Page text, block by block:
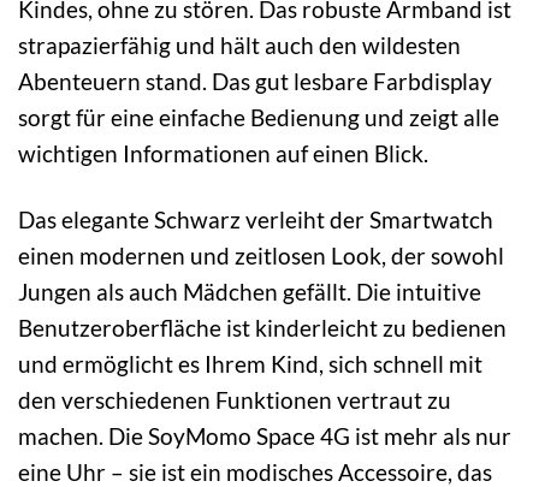
Kindes, ohne zu stören. Das robuste Armband ist
strapazierfähig und hält auch den wildesten
Abenteuern stand. Das gut lesbare Farbdisplay
sorgt für eine einfache Bedienung und zeigt alle
wichtigen Informationen auf einen Blick.
Das elegante Schwarz verleiht der Smartwatch
einen modernen und zeitlosen Look, der sowohl
Jungen als auch Mädchen gefällt. Die intuitive
Benutzeroberfläche ist kinderleicht zu bedienen
und ermöglicht es Ihrem Kind, sich schnell mit
den verschiedenen Funktionen vertraut zu
machen. Die SoyMomo Space 4G ist mehr als nur
eine Uhr – sie ist ein modisches Accessoire, das